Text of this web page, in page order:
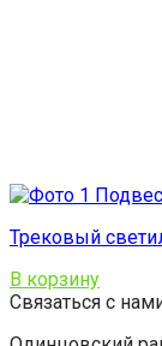
Трековый
В корзину
Связаться с